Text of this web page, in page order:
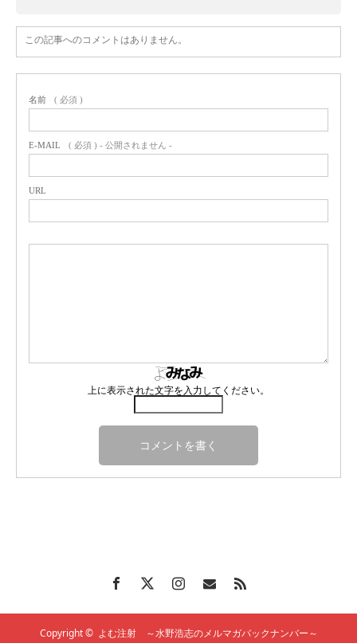
この記事へのコメントはありません。
名前 ( 必須 )
E-MAIL ( 必須 ) - 公開されません -
URL
上に表示された文字を入力してください。
Copyright © よむ注射 ～水野浩志のメルマガバックナンバー～